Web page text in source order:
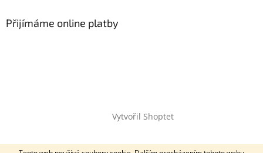
Přijímáme online platby
Vytvořil Shoptet